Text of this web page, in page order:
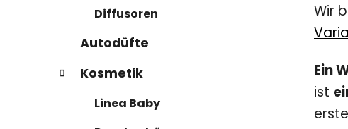
Diffusoren
Autodüfte
Kosmetik
Linea Baby
Wir
Ein
ist